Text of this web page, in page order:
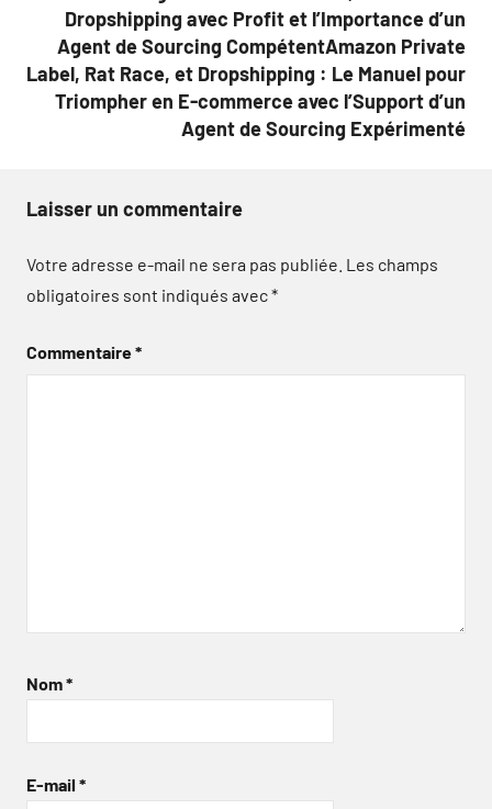
Dropshipping avec Profit et l’Importance d’un
Agent de Sourcing CompétentAmazon Private
Label, Rat Race, et Dropshipping : Le Manuel pour
Triompher en E-commerce avec l’Support d’un
Agent de Sourcing Expérimenté
Laisser un commentaire
Votre adresse e-mail ne sera pas publiée. Les champs
obligatoires sont indiqués avec*
Commentaire*
Nom*
E-mail *